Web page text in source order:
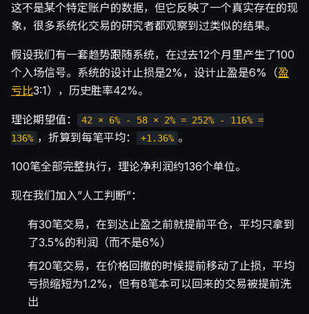
这不是某个特定账户的数据，但它反映了一个真实存在的现
象，很多系统化交易的研究者都观察到过类似的结果。
假设我们有一套趋势跟随系统，在过去12个月里产生了100
个入场信号。系统的设计止损是2%，设计止盈是6%（盈
亏比3:1），历史胜率42%。
理论期望值：
42 × 6% - 58 × 2% = 252% - 116% =
136% ，折算到每笔平均： +1.36% 。
100笔全部完整执行，理论净利润约136个单位。
现在我们加入”人工判断”：
有30笔交易，在到达止盈之前就提前平仓，平均只拿到
了3.5%的利润（而不是6%）
有20笔交易，在价格回撤的时候提前移动了止损，平均
亏损缩短为1.2%，但有8笔本可以回来的交易被提前洗
出